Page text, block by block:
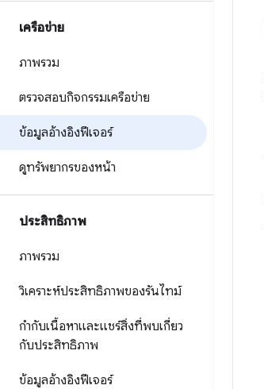
เครือข่าย
ภาพรวม
ตรวจสอบกิจกรรมเครือข่าย
ข้อมูลอ้างอิงฟีเจอร์
ดูทรัพยากรของหน้า
ประสิทธิภาพ
ภาพรวม
วิเคราะห์ประสิทธิภาพของรันไทม์
กำกับเนื้อหาและแชร์สิ่งที่พบเกี่ยว
กับประสิทธิภาพ
ข้อมูลอ้างอิงฟีเจอร์